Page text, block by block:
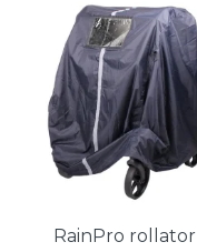
RainPro rollator